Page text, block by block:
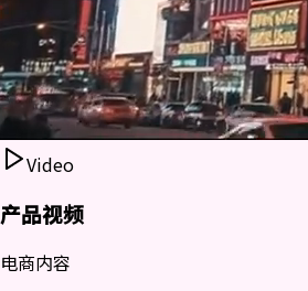
Video
产品视频
电商内容